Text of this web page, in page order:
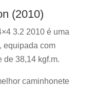
(2010)
3.2 2010 é uma
equipada com
de 38,14 kgf.m.
caminhonete